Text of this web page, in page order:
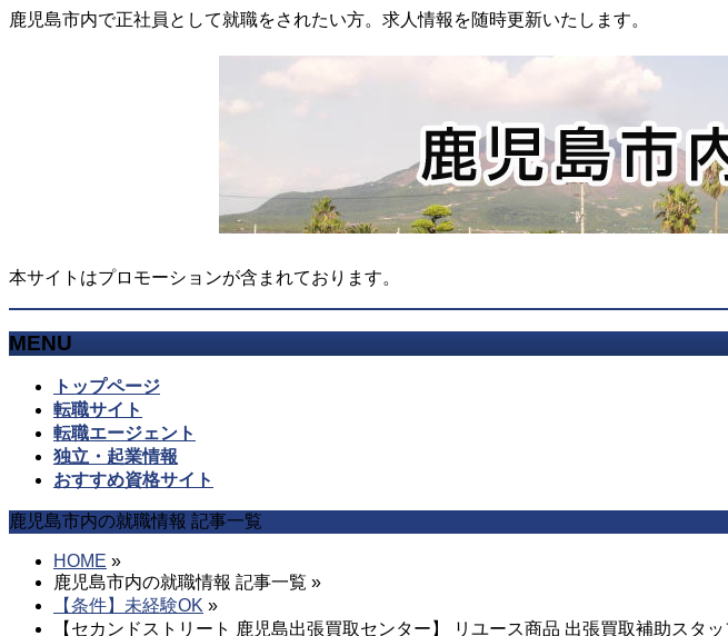
鹿児島市内で正社員として就職をされたい方。求人情報を随時更新いたします。
本サイトはプロモーションが含まれております。
MENU
ば
トップページ
転職サイト
転職エージェント
独立・起業情報
おすすめ資格サイト
鹿児島市内の就職情報 記事一覧
HOME »
鹿児島市内の就職情報 記事一覧 »
【条件】未経験OK »
【セカンドストリート 鹿児島出張買取センター】 リユース商品 出張買取補助ス